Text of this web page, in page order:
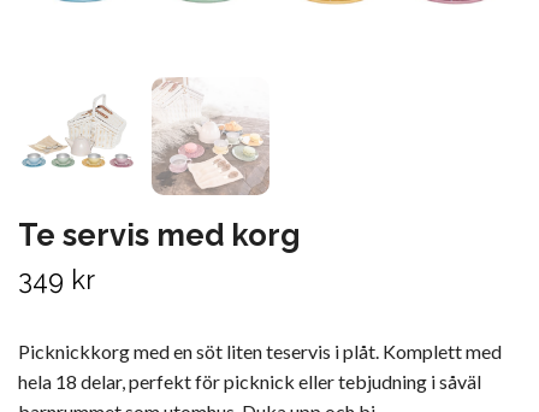
Te servis med korg
349 kr
Picknickkorg med en söt liten teservis i plåt. Komplett med
hela 18 delar, perfekt för picknick eller tebjudning i såväl